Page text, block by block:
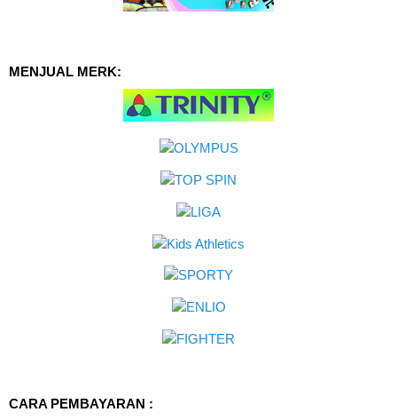
MENJUAL MERK:
CARA PEMBAYARAN :